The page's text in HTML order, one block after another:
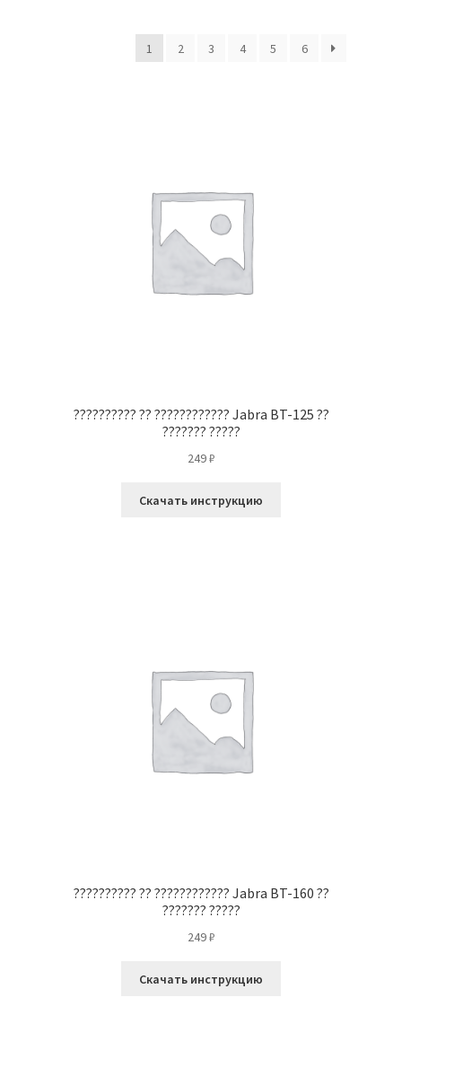
1 2 3 4 5 6
?????????? ?? ???????????? Jabra BT-125 ??
??????? ?????
249₽
Скачать инструкцию
?????????? ?? ???????????? Jabra BT-160 ??
??????? ?????
249₽
Скачать инструкцию